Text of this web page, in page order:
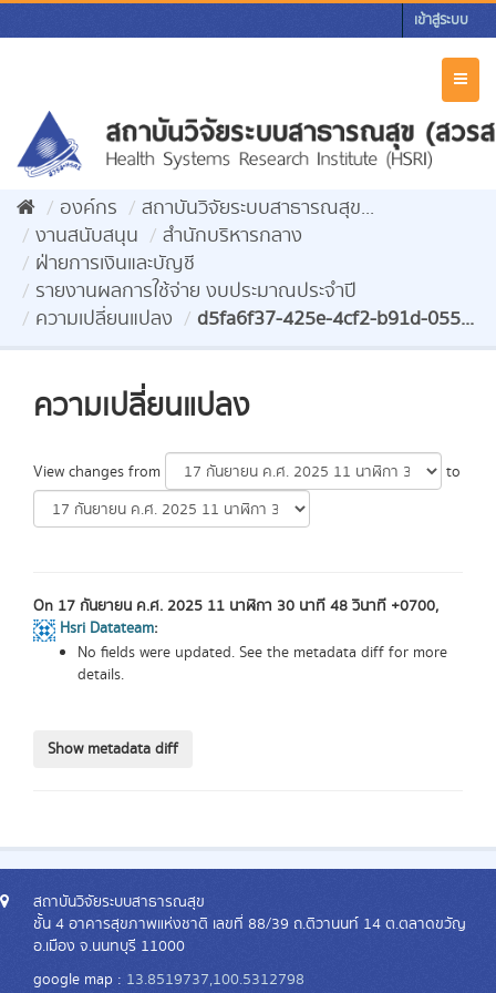
Skip
to
เข้าสู่ระบบ
องค์กร
สถาบันวิจัยระบบสาธารณสุข...
งานสนับสนุน
สำนักบริหารกลาง
ฝ่ายการเงินและบัญชี
รายงานผลการใช้จ่าย งบประมาณประจำปี
ความเปลี่ยนแปลง
d5fa6f37-425e-4cf2-b91d-055...
ความเปลี่ยนแปลง
View changes from to
On 17 กันยายน ค.ศ. 2025 11 นาฬิกา 30 นาที 48 วินาที +0700,
Hsri Datateam:
No fields were updated. See the metadata diff for more
details.
สถาบันวิจัยระบบสาธารณสุข
ชั้น 4 อาคารสุขภาพแห่งชาติ เลขที่ 88/39 ถ.ติวานนท์ 14 ต.ตลาดขวัญ
อ.เมือง จ.นนทบุรี 11000
google map : 13.8519737,100.5312798